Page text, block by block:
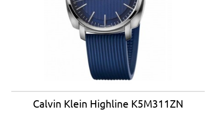
Calvin Klein Highline K5M311ZN